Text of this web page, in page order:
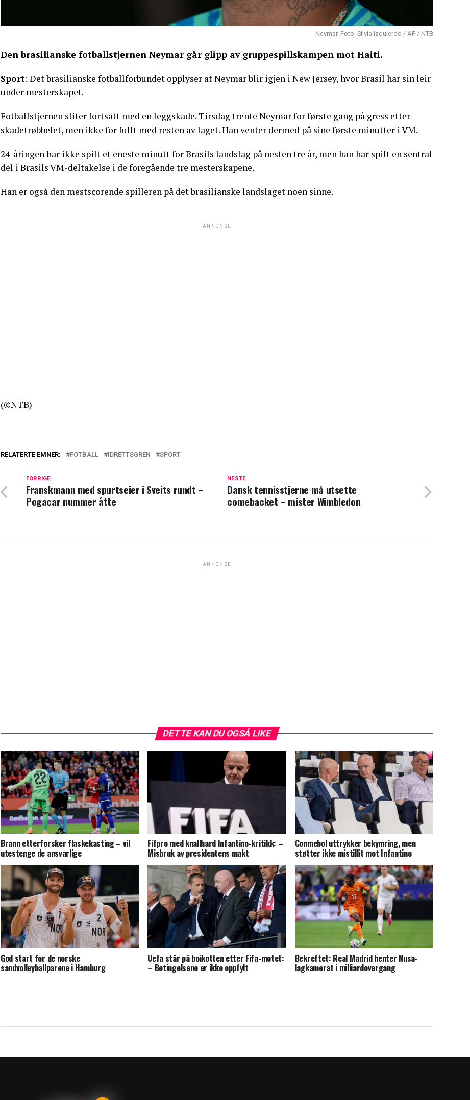
Neymar. Foto: Silvia Izquierdo / AP / NTB
Den brasilianske fotballstjernen Neymar går glipp av gruppespillskampen mot Haiti.
Sport: Det brasilianske fotballforbundet opplyser at Neymar blir igjen i New Jersey, hvor Brasil har sin leir
under mesterskapet.
Fotballstjernen sliter fortsatt med en leggskade. Tirsdag trente Neymar for første gang på gress etter
skadetrøbbelet, men ikke for fullt med resten av laget. Han venter dermed på sine første minutter i VM.
24-åringen har ikke spilt et eneste minutt for Brasils landslag på nesten tre år, men han har spilt en sentral
del i Brasils VM-deltakelse i de foregående tre mesterskapene.
Han er også den mestscorende spilleren på det brasilianske landslaget noen sinne.
ANNONSE
(©NTB)
RELATERTE EMNER: FOTBALL IDRETTSGREN SPORT
NESTE
Dansk tennisstjerne må utsette
comebacket – mister Wimbledon
FORRIGE
Franskmann med spurtseier i Sveits rundt –
Pogacar nummer åtte
ANNONSE
DETTE KAN DU OGSÅ LIKE
Brann etterforsker flaskekasting – vil
utestenge de ansvarlige
Fifpro med knallhard Infantino-kritikk: –
Misbruk av presidentens makt
Conmebol uttrykker bekymring, men
støtter ikke mistillit mot Infantino
God start for de norske
sandvolleyballparene i Hamburg
Uefa står på boikotten etter Fifa-møtet:
– Betingelsene er ikke oppfylt
Bekreftet: Real Madrid henter Nusa-
lagkamerat i milliardovergang